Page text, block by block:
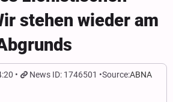
stehen wieder am
News ID: 1746501 Source:ABNA